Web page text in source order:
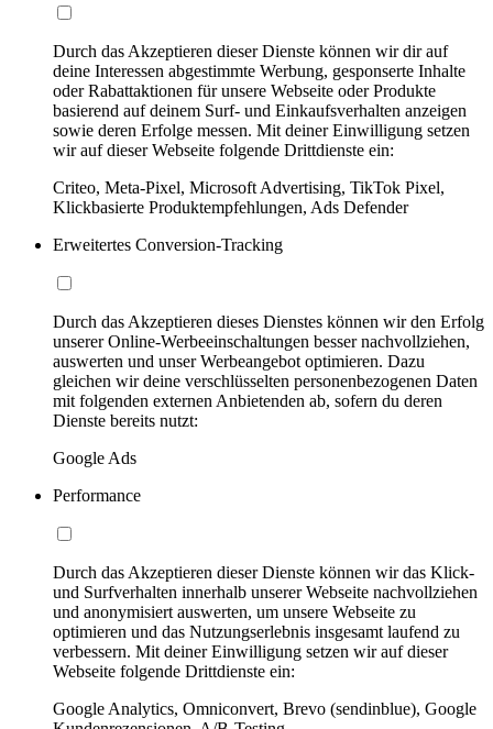
Durch das Akzeptieren dieser Dienste können wir dir auf
deine Interessen abgestimmte Werbung, gesponserte Inhalte
oder Rabattaktionen für unsere Webseite oder Produkte
basierend auf deinem Surf- und Einkaufsverhalten anzeigen
sowie deren Erfolge messen. Mit deiner Einwilligung setzen
wir auf dieser Webseite folgende Drittdienste ein:
Criteo, Meta-Pixel, Microsoft Advertising, TikTok Pixel,
Klickbasierte Produktempfehlungen, Ads Defender
Erweitertes Conversion-Tracking
Durch das Akzeptieren dieses Dienstes können wir den Erfolg
unserer Online-Werbeeinschaltungen besser nachvollziehen,
auswerten und unser Werbeangebot optimieren. Dazu
gleichen wir deine verschlüsselten personenbezogenen Daten
mit folgenden externen Anbietenden ab, sofern du deren
Dienste bereits nutzt:
Google Ads
Performance
Durch das Akzeptieren dieser Dienste können wir das Klick-
und Surfverhalten innerhalb unserer Webseite nachvollziehen
und anonymisiert auswerten, um unsere Webseite zu
optimieren und das Nutzungserlebnis insgesamt laufend zu
verbessern. Mit deiner Einwilligung setzen wir auf dieser
Webseite folgende Drittdienste ein:
Google Analytics, Omniconvert, Brevo (sendinblue), Google